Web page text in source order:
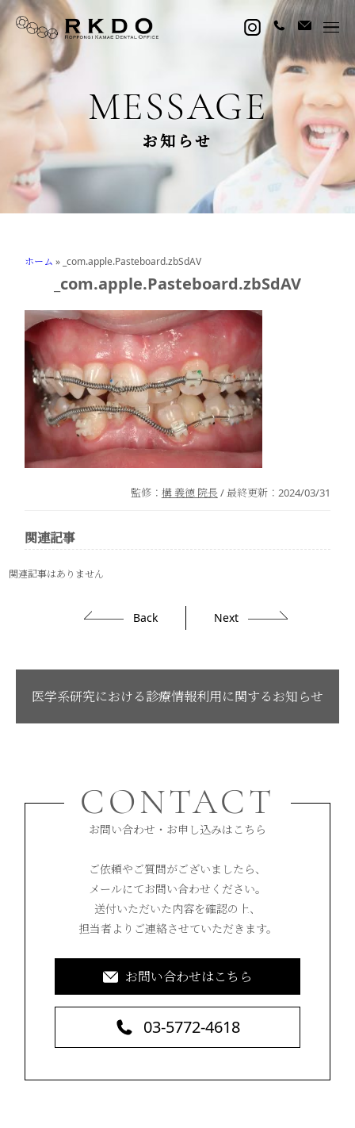
MESSAGE
お知らせ
ホーム » _com.apple.Pasteboard.zbSdAV
_com.apple.Pasteboard.zbSdAV
監修： 構 義徳 院長 / 最終更新： 2024/03/31
関連記事
関連記事はありません
Back Next
医学系研究における診療情報利用に関するお知らせ
CONTACT
お問い合わせ・お申し込みはこちら
ご依頼やご質問がございましたら、
メールにてお問い合わせください。
送付いただいた内容を確認の上、
担当者よりご連絡させていただきます。
お問い合わせはこちら
03-5772-4618